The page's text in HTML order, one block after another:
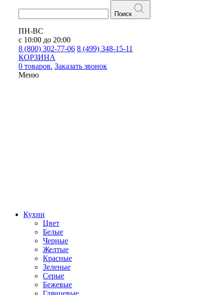
Поиск
ПН-ВС
с 10:00 до 20:00
8 (800) 302-77-06 8 (499) 348-15-11
КОРЗИНА
0 товаров. Заказать звонок
Меню
Кухни
Цвет
Белые
Черные
Желтые
Красные
Зеленые
Серые
Бежевые
Глянцевые